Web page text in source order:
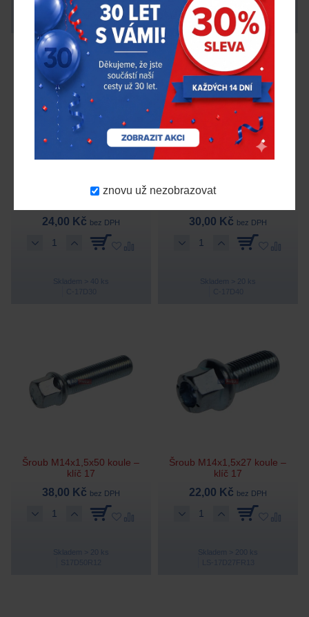
znovu už nezobrazovat
Schrader Pacific 65914-71
Očekáváme: 21.8.2026
Schrader Pacific
65915-71
Skladem > 100 ks
Šroub M14x1,5x30 kužel –
24,00 Kč bez DPH
Skladem > 40 ks
Šroub M14x1,5x40 kužel –
30,00 Kč bez DPH
Skladem > 20 ks
Šroub M14x1,5x50 koule –
klíč 17
38,00 Kč bez DPH
Skladem > 20 ks
Šroub M14x1,5x27 koule –
klíč 17
22,00 Kč bez DPH
Skladem > 200 ks